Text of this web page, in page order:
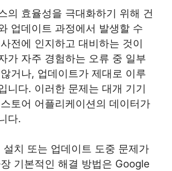
의 효율성을 극대화하기 위해 건
업데이트 과정에서 발생할 수
전에 인지하고 대비하는 것이
가 자주 경험하는 오류 중 일부
거나, 업데이트가 제대로 이루
니다. 이러한 문제는 대개 기기
토어 어플리케이션의 데이터가
다.
설치 또는 업데이트 도중 문제가
기본적인 해결 방법은 Google